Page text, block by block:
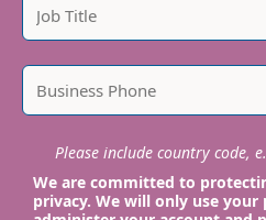
Please include country code,
We are committed to
privacy. We will only use